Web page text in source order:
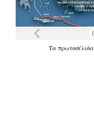
Τα πρωτοσέλιδα